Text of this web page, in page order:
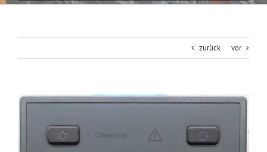
zurück vor
View
Image